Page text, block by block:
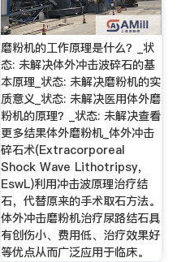
磨粉机的工作原理是什么？_状
态: 未解决体外冲击波碎石的基
本原理_状态: 未解决磨粉机的实
质意义_状态: 未解决医用体外磨
粉机的原理？_状态: 未解决查看
更多结果体外磨粉机_体外冲击
碎石术(Extracorporeal
Shock Wave Lithotripsy，
EswL)利用冲击波原理治疗结
石，代替原来的手术取石方法。
体外冲击磨粉机治疗尿路结石具
有创伤小、费用低、治疗效果好
等优点从而广泛应用于临床。